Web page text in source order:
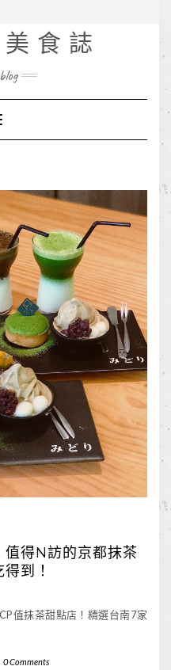
食誌
值得N訪的京都抹茶
到！
值抹茶甜點店！精選台南7家
0 Comments